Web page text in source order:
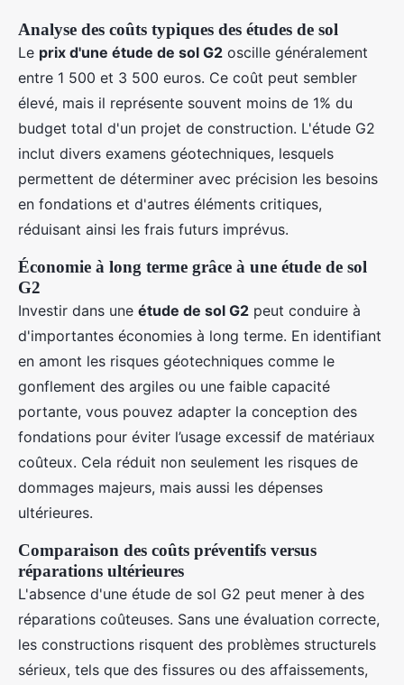
Analyse des coûts typiques des études de sol
Le prix d'une étude de sol G2 oscille généralement
entre 1 500 et 3 500 euros. Ce coût peut sembler
élevé, mais il représente souvent moins de 1% du
budget total d'un projet de construction. L'étude G2
inclut divers examens géotechniques, lesquels
permettent de déterminer avec précision les besoins
en fondations et d'autres éléments critiques,
réduisant ainsi les frais futurs imprévus.
Économie à long terme grâce à une étude de sol
G2
Investir dans une étude de sol G2 peut conduire à
d'importantes économies à long terme. En identifiant
en amont les risques géotechniques comme le
gonflement des argiles ou une faible capacité
portante, vous pouvez adapter la conception des
fondations pour éviter l’usage excessif de matériaux
coûteux. Cela réduit non seulement les risques de
dommages majeurs, mais aussi les dépenses
ultérieures.
Comparaison des coûts préventifs versus
réparations ultérieures
L'absence d'une étude de sol G2 peut mener à des
réparations coûteuses. Sans une évaluation correcte,
les constructions risquent des problèmes structurels
sérieux, tels que des fissures ou des affaissements,